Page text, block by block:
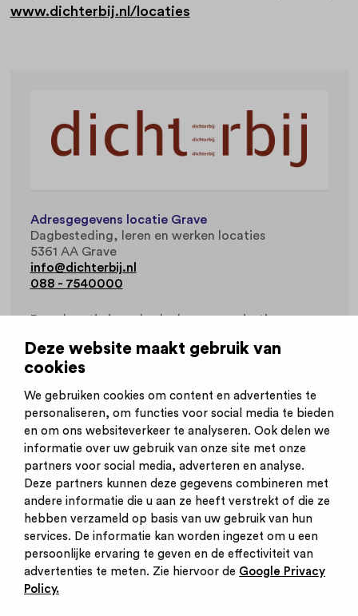
Deze website maakt gebruik van
cookies
We gebruiken cookies om content en advertenties te
personaliseren, om functies voor social media te bieden
en om ons websiteverkeer te analyseren. Ook delen we
informatie over uw gebruik van onze site met onze
partners voor social media, adverteren en analyse.
Deze partners kunnen deze gegevens combineren met
andere informatie die u aan ze heeft verstrekt of die ze
hebben verzameld op basis van uw gebruik van hun
services. De informatie kan worden ingezet om u een
persoonlijke ervaring te geven en de effectiviteit van
advertenties te meten. Zie hiervoor de Google Privacy
Policy.
www.dichterbij.nl/locaties
Adresgegevens locatie Grave
Dagbesteding, leren en werken locaties
5361 AA Grave
info@dichterbij.nl
088 - 7540000
Deze locatie is onderdeel van organisatie
Werkvelden
Gehandicaptenzorg
Inschrijven nieuwsbrief
Inloggen
Contact
Privacy statement